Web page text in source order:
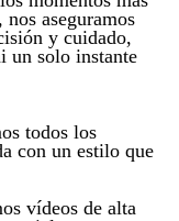
aseguramos
y cuidado,
un solo instante
todos los
con un estilo que
vídeos de alta